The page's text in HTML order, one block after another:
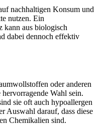
nachhaltigen Konsum und
nutzen. Ein
kann aus biologisch
dabei dennoch effektiv
oder anderen
Wahl sein.
sie oft auch hypoallergen
Auswahl darauf, dass diese
Chemikalien sind.